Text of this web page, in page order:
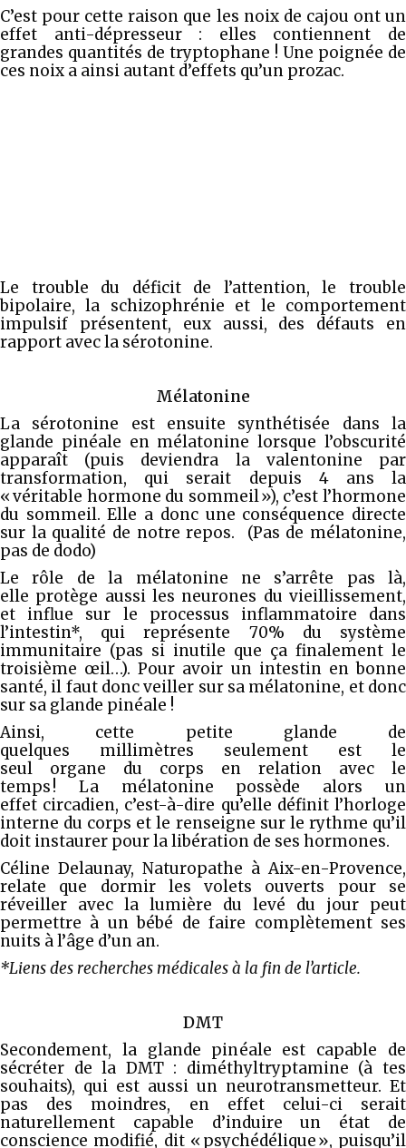
C’est pour cette raison que les noix de cajou ont un
effet anti-dépresseur : elles contiennent de
grandes quantités de tryptophane ! Une poignée de
ces noix a ainsi autant d’effets qu’un prozac.
Le trouble du déficit de l’attention, le trouble
bipolaire, la schizophrénie et le comportement
impulsif présentent, eux aussi, des défauts en
rapport avec la sérotonine.
Mélatonine
La sérotonine est ensuite synthétisée dans la
glande pinéale en mélatonine lorsque l’obscurité
apparaît (puis deviendra la valentonine par
transformation, qui serait depuis 4 ans la
« véritable hormone du sommeil »), c’est l’hormone
du sommeil. Elle a donc une conséquence directe
sur la qualité de notre repos. (Pas de mélatonine,
pas de dodo)
Le rôle de la mélatonine ne s’arrête pas là,
elle protège aussi les neurones du vieillissement,
et influe sur le processus inflammatoire dans
l’intestin*, qui représente 70% du système
immunitaire (pas si inutile que ça finalement le
troisième œil…). Pour avoir un intestin en bonne
santé, il faut donc veiller sur sa mélatonine, et donc
sur sa glande pinéale !
Ainsi, cette petite glande de
quelques millimètres seulement est le
seul organe du corps en relation avec le
temps ! La mélatonine possède alors un
effet circadien, c’est-à-dire qu’elle définit l’horloge
interne du corps et le renseigne sur le rythme qu’il
doit instaurer pour la libération de ses hormones.
Céline Delaunay, Naturopathe à Aix-en-Provence,
relate que dormir les volets ouverts pour se
réveiller avec la lumière du levé du jour peut
permettre à un bébé de faire complètement ses
nuits à l’âge d’un an.
*Liens des recherches médicales à la fin de l’article.
DMT
Secondement, la glande pinéale est capable de
sécréter de la DMT : diméthyltryptamine (à tes
souhaits), qui est aussi un neurotransmetteur. Et
pas des moindres, en effet celui-ci serait
naturellement capable d’induire un état de
conscience modifié, dit « psychédélique », puisqu’il